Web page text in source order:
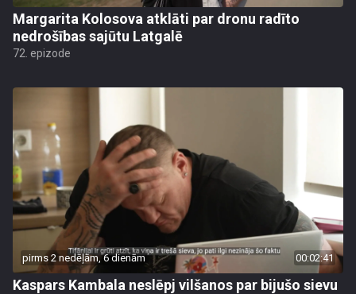
Margarita Kolosova atklāti par dronu radīto
nedrošības sajūtu Latgalē
72. epizode
pirms 2 nedēļām, 6 dienām 00:02:41
Kaspars Kambala neslēpj vilšanos par bijušo sievu